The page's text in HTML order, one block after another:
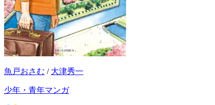
魚戸おさむ / 大津秀一
少年・青年マンガ